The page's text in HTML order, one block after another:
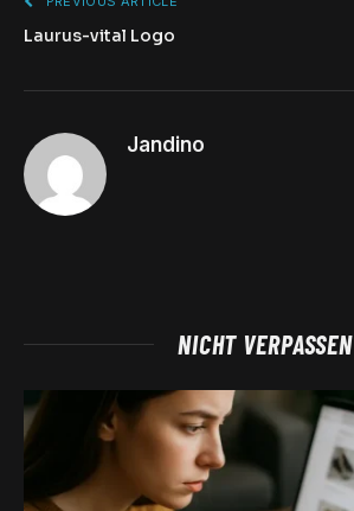
Laurus-vital Logo
Jandino
NICHT VERPASSEN